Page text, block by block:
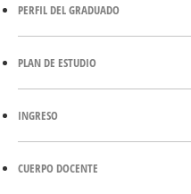
PERFIL DEL GRADUADO
PLAN DE ESTUDIO
INGRESO
CUERPO DOCENTE